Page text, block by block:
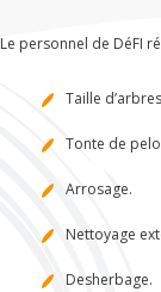
Le personnel de DéFI
Taille
Tonte de
Arrosage.
Nettoyage
Desherbage.